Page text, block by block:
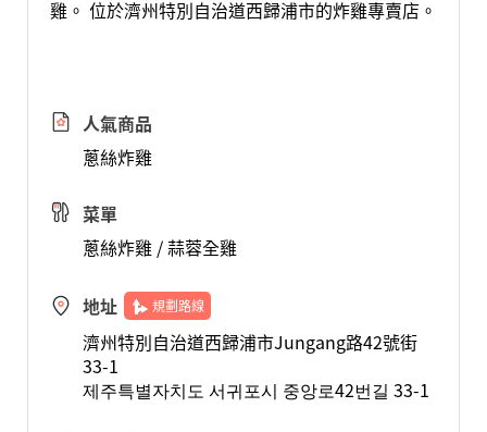
雞。 位於濟州特別自治道西歸浦市的炸雞專賣店。
人氣商品
蔥絲炸雞
菜單
蔥絲炸雞 / 蒜蓉全雞
地址 規劃路線
濟州特別自治道西歸浦市Jungang路42號街
33-1
제주특별자치도 서귀포시 중앙로42번길 33-1